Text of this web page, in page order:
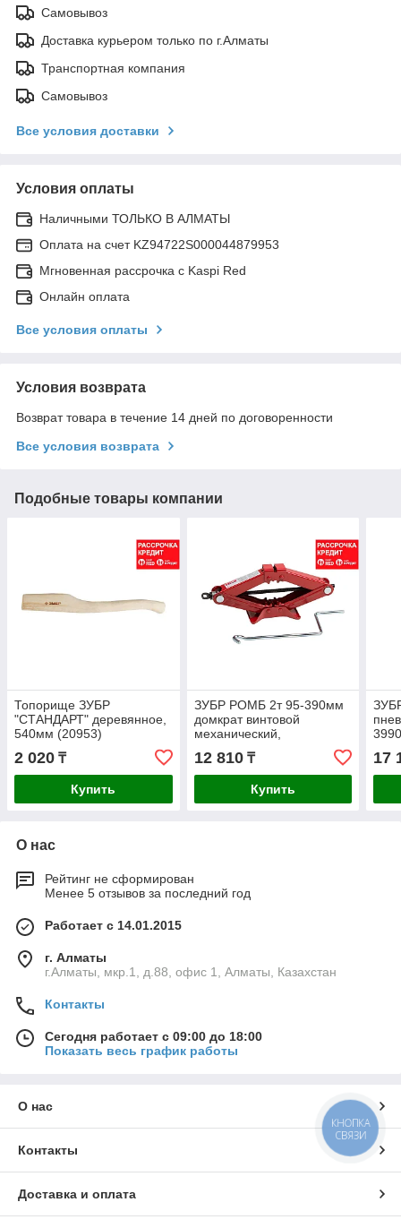
Самовывоз
Доставка курьером только по г.Алматы
Транспортная компания
Самовывоз
Все условия доставки
Условия оплаты
Наличными ТОЛЬКО В АЛМАТЫ
Оплата на счет KZ94722S000044879953
Мгновенная рассрочка с Kaspi Red
Онлайн оплата
Все условия оплаты
Условия возврата
Возврат товара в течение 14 дней по договоренности
Все условия возврата
Подобные товары компании
Топорище ЗУБР
"СТАНДАРТ" деревянное,
540мм (20953)
2 020 ₸
Купить
ЗУБР РОМБ 2т 95-390мм
домкрат винтовой
механический,
Профессионал (43040-2)
12 810₸
Купить
17
О нас
Рейтинг не сформирован
Менее 5 отзывов за последний год
Работает с 14.01.2015
г. Алматы
г.Алматы, мкр.1, д.88, офис 1, Алматы, Казахстан
Контакты
Сегодня работает с 09:00 до 18:00
Показать весь график работы
О нас
Контакты
Доставка и оплата
КНОПКА
СВЯЗИ